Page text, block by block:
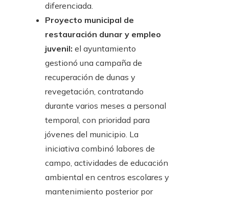
diferenciada.
Proyecto municipal de
restauración dunar y empleo
juvenil: el ayuntamiento
gestionó una campaña de
recuperación de dunas y
revegetación, contratando
durante varios meses a personal
temporal, con prioridad para
jóvenes del municipio. La
iniciativa combinó labores de
campo, actividades de educación
ambiental en centros escolares y
mantenimiento posterior por